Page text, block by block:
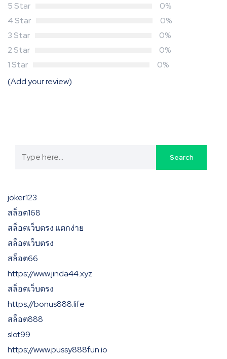
5 Star
0%
4 Star
0%
3 Star
0%
2 Star
0%
1 Star
0%
(Add your review)
joker123
สล็อต168
สล็อตเว็บตรง แตกง่าย
สล็อตเว็บตรง
สล็อต66
https://www.jinda44.xyz
สล็อตเว็บตรง
https://bonus888.life
สล็อต888
slot99
https://www.pussy888fun.io